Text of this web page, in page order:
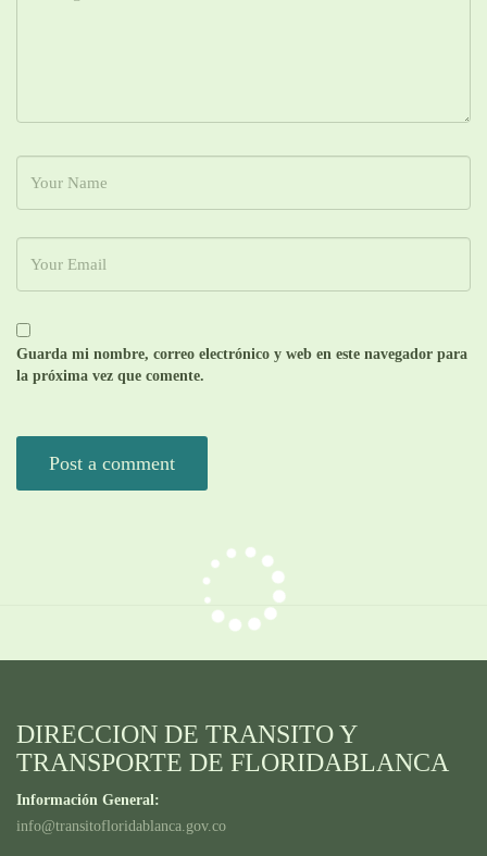
Guarda mi nombre, correo electrónico y web en este navegador para
la próxima vez que comente.
DIRECCION DE TRANSITO Y
TRANSPORTE DE FLORIDABLANCA
Información General:
info@transitofloridablanca.gov.co